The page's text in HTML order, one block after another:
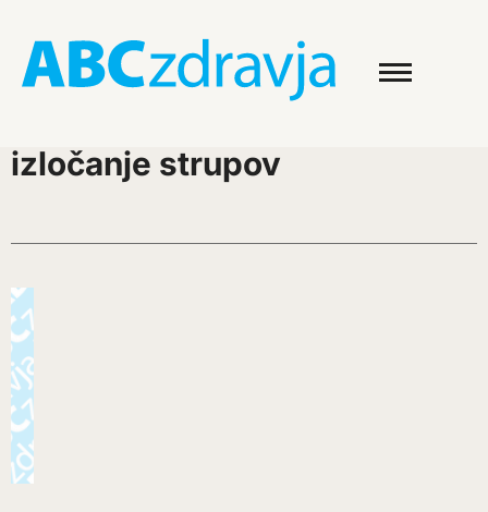
izločanje strupov